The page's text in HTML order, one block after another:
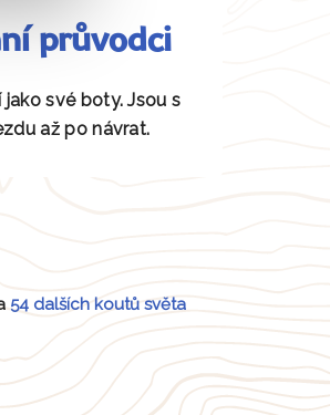
průvodci
jako své boty. Jsou s
až po návrat.
54 dalších koutů světa